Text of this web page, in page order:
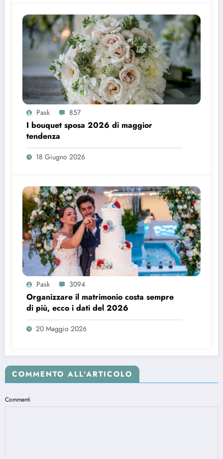
Pask 857
I bouquet sposa 2026 di maggior
tendenza
18 Giugno 2026
Pask 3094
Organizzare il matrimonio costa sempre
di più, ecco i dati del 2026
20 Maggio 2026
COMMENTO ALL'ARTICOLO
Commenti